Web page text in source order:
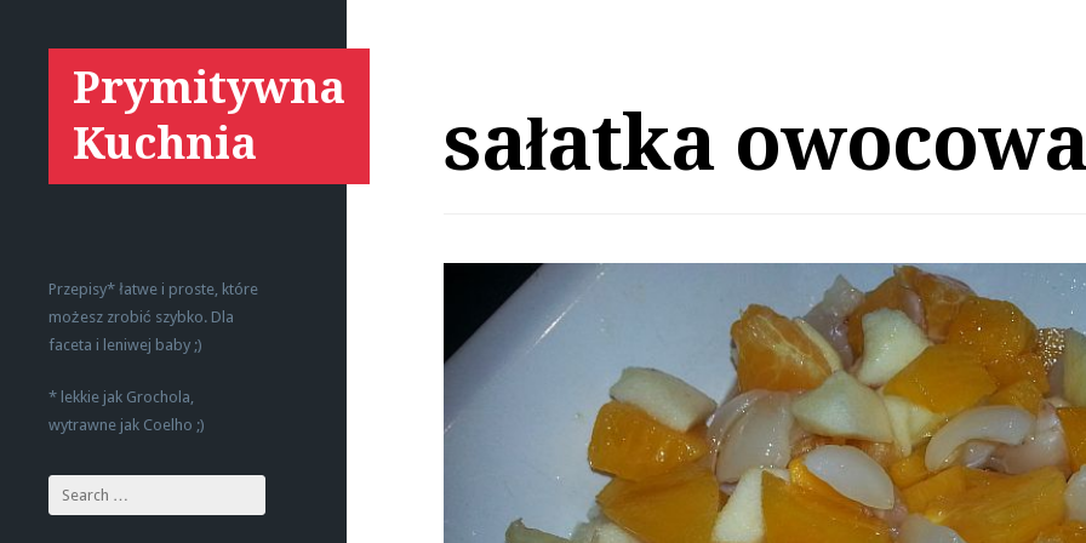
Prymitywna
Kuchnia
Przepisy* łatwe i proste, które
możesz zrobić szybko. Dla
faceta i leniwej baby ;)
* lekkie jak Grochola,
wytrawne jak Coelho ;)
sałatka